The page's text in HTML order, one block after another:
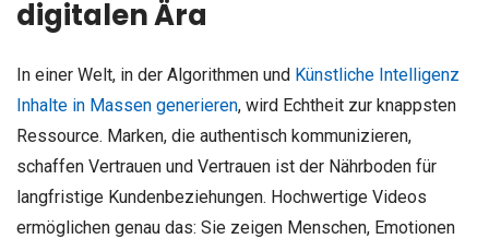
digitalen Ära
In einer Welt, in der Algorithmen und Künstliche Intelligenz
Inhalte in Massen generieren, wird Echtheit zur knappsten
Ressource. Marken, die authentisch kommunizieren,
schaffen Vertrauen und Vertrauen ist der Nährboden für
langfristige Kundenbeziehungen. Hochwertige Videos
ermöglichen genau das: Sie zeigen Menschen, Emotionen